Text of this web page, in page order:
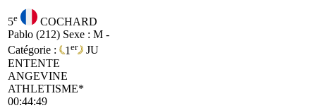
5e
COCHARD
Pablo (212) Sexe : M -
Catégorie :
1 er
JU
ENTENTE
ANGEVINE
ATHLETISME*
00:44:49